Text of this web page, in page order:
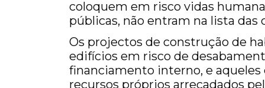
coloquem em risco vidas
públicas, não entram na lista das
Os projectos de construção de
edifícios em risco de
financiamento interno, e
recursos próprios arrecadados